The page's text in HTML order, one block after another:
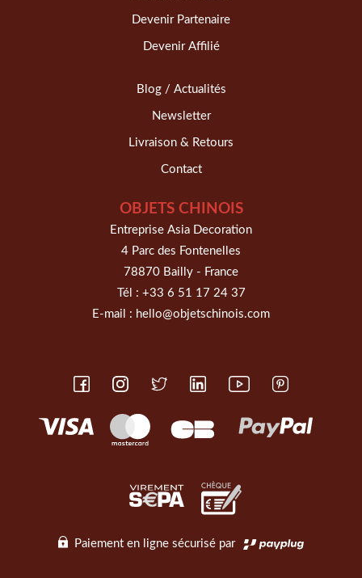
Devenir Partenaire
Devenir Affilié
Blog / Actualités
Newsletter
Livraison & Retours
Contact
OBJETS CHINOIS
Entreprise Asia Decoration
4 Parc des Fontenelles
78870 Bailly - France
Tél : +33 6 51 17 24 37
E-mail : hello@objetschinois.com
Paiement en ligne sécurisé par